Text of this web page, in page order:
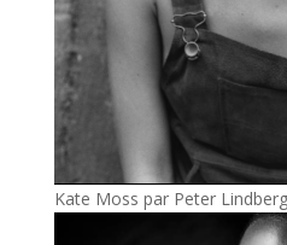
Kate Moss par Peter